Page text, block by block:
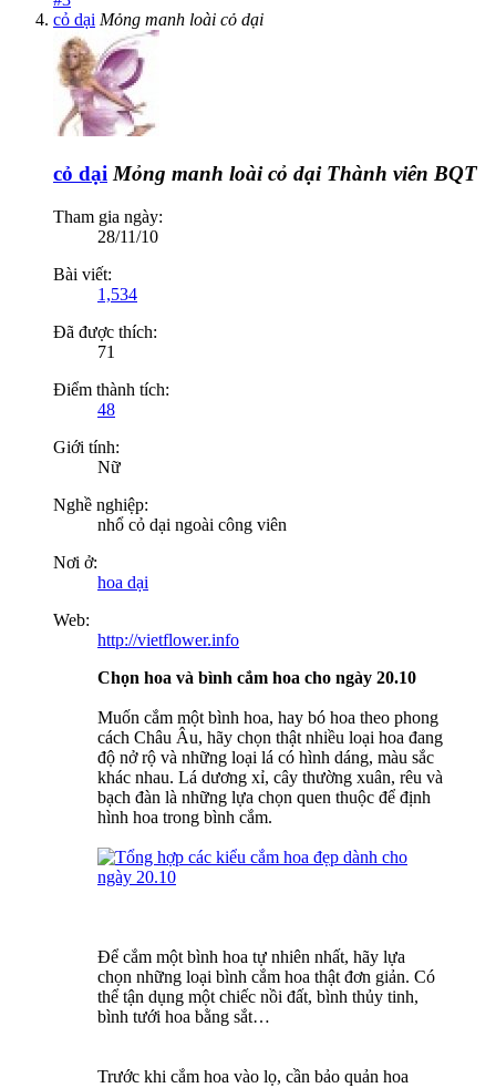
cỏ dại Mỏng manh loài cỏ dại
cỏ dại Mỏng manh loài cỏ dại Thành viên BQT
Tham gia ngày:
28/11/10
Bài viết:
1,534
Đã được thích:
71
Điểm thành tích:
48
Giới tính:
Nữ
Nghề nghiệp:
nhổ cỏ dại ngoài công viên
Nơi ở:
hoa dại
Web:
http://vietflower.info
Chọn hoa và bình cắm hoa cho ngày 20.10
Muốn cắm một bình hoa, hay bó hoa theo phong
cách Châu Âu, hãy chọn thật nhiều loại hoa đang
độ nở rộ và những loại lá có hình dáng, màu sắc
khác nhau. Lá dương xỉ, cây thường xuân, rêu và
bạch đàn là những lựa chọn quen thuộc để định
hình hoa trong bình cắm.
Để cắm một bình hoa tự nhiên nhất, hãy lựa
chọn những loại bình cắm hoa thật đơn giản. Có
thể tận dụng một chiếc nồi đất, bình thủy tinh,
bình tưới hoa bằng sắt…
Trước khi cắm hoa vào lọ, cần bảo quản hoa